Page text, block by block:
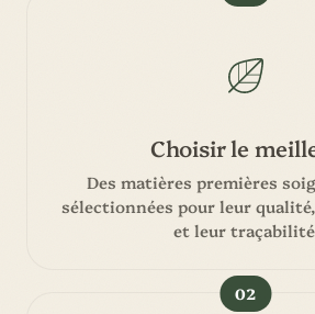
Choisir le
Des matières premières
sélectionnées pour leur
et leur
02